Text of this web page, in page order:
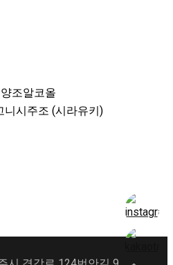
조알코올
시주조 (시라유키)